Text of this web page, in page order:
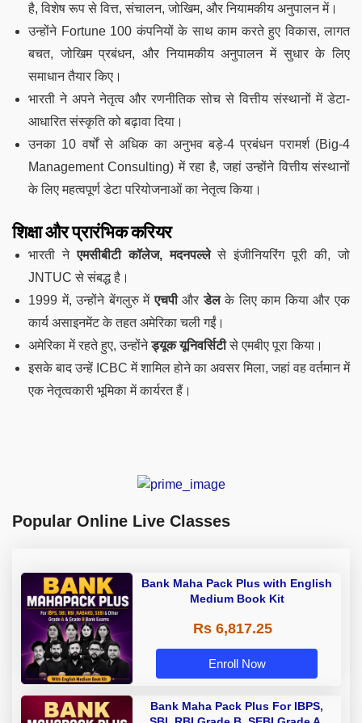
है, विशेष रूप से वित्त, संचालन, जोखिम, और नियामकीय अनुपालन में।
उन्होंने Fortune 100 कंपनियों के साथ काम करते हुए विकास, लागत
बचत, जोखिम प्रबंधन, और नियामकीय अनुपालन में सुधार के लिए
समाधान तैयार किए।
भारती ने अपने नेतृत्व और रणनीतिक सोच से वित्तीय संस्थानों में डेटा-
आधारित संस्कृति को बढ़ावा दिया।
उनका 10 वर्षों से अधिक का अनुभव बड़े-4 प्रबंधन परामर्श (Big-4
Management Consulting) में रहा है, जहां उन्होंने वित्तीय संस्थानों
के लिए महत्वपूर्ण डेटा परियोजनाओं का नेतृत्व किया।
शिक्षा और प्रारंभिक करियर
भारती नेएमसीबीटी कॉलेज, मदनपल्लेसे इंजीनियरिंग पूरी की, जो
JNTUC से संबद्ध है।
1999 में, उन्होंने बेंगलुरु मेंएचपीऔरडेलके लिए काम किया और एक
कार्य असाइनमेंट के तहत अमेरिका चली गईं।
अमेरिका में रहते हुए, उन्होंनेड्यूक यूनिवर्सिटीसे एमबीए पूरा किया।
इसके बाद उन्हें ICBC में शामिल होने का अवसर मिला, जहां वह वर्तमान में
एक नेतृत्वकारी भूमिका में कार्यरत हैं।
Popular Online Live Classes
Bank Maha Pack Plus with English
Medium Book Kit
Rs 6,817.25
Enroll Now
Bank Maha Pack Plus For IBPS,